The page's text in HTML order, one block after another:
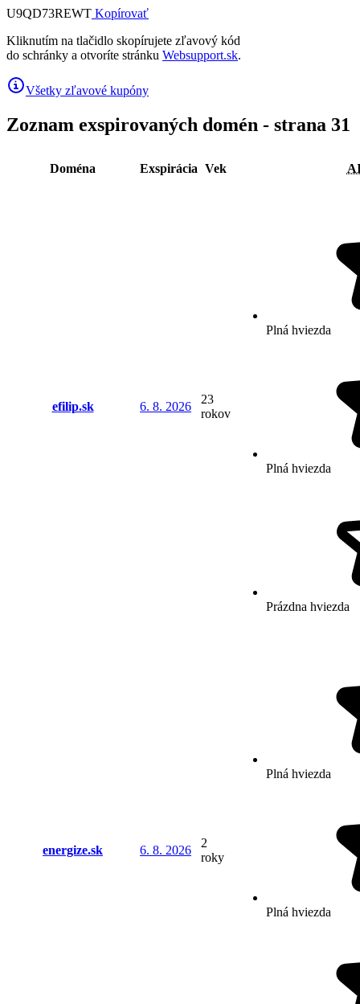
U9QD73REWT Kopírovať
Kliknutím na tlačidlo skopírujete zľavový kód
do schránky a otvoríte stránku Websupport.sk.
Všetky zľavové kupóny
Zoznam exspirovaných domén - strana 31
Doména Exspirácia Vek
efilip.sk 6. 8. 2026
23
rokov
Plná hviezda
Plná hviezda
Prázdna hviezda
energize.sk 6. 8. 2026
2
roky
Plná hviezda
Plná hviezda